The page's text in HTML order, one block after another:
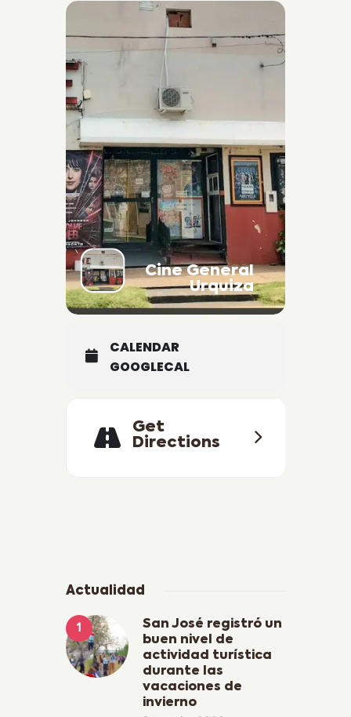
Cine General
Urquiza
CALENDAR
GOOGLECAL
Get
Directions
Actualidad
San José registró un
buen nivel de
actividad turística
durante las
vacaciones de
invierno